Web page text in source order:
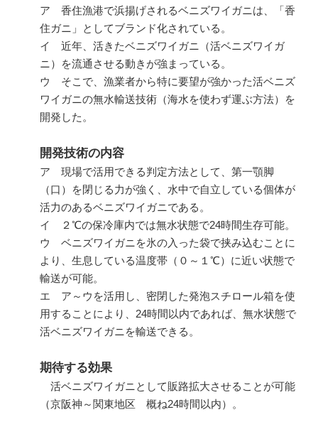
ア 香住漁港で浜揚げされるベニズワイガニは、「香
住ガニ」としてブランド化されている。
イ 近年、活きたベニズワイガニ（活ベニズワイガ
ニ）を流通させる動きが強まっている。
ウ そこで、漁業者から特に要望が強かった活ベニズ
ワイガニの無水輸送技術（海水を使わず運ぶ方法）を
開発した。
開発技術の内容
ア 現場で活用できる判定方法として、第一顎脚
（口）を閉じる力が強く、水中で自立している個体が
活力のあるベニズワイガニである。
イ ２℃の保冷庫内では無水状態で24時間生存可能。
ウ ベニズワイガニを氷の入った袋で挟み込むことに
より、生息している温度帯（０～１℃）に近い状態で
輸送が可能。
エ ア～ウを活用し、密閉した発泡スチロール箱を使
用することにより、 24時間以内であれば、無水状態で
活ベニズワイガニを輸送できる。
期待する効果
活ベニズワイガニとして販路拡大させることが可能
（京阪神～関東地区 概ね24時間以内）。